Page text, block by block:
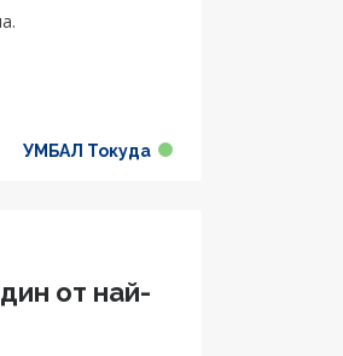
УМБАЛ Токуда
от най-